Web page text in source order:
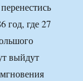
год, где 27
выйдут